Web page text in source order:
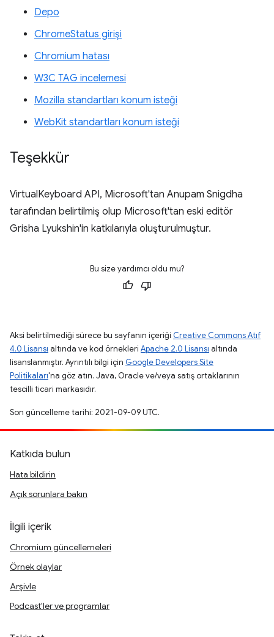
Depo
ChromeStatus girişi
Chromium hatası
W3C TAG incelemesi
Mozilla standartları konum isteği
WebKit standartları konum isteği
Teşekkür
VirtualKeyboard API, Microsoft'tan Anupam Snigdha
tarafından belirtilmiş olup Microsoft'tan eski editör
Grisha Lyukshin'in katkılarıyla oluşturulmuştur.
Bu size yardımcı oldu mu?
Aksi belirtilmediği sürece bu sayfanın içeriği Creative Commons Atıf
4.0 Lisansı altında ve kod örnekleri Apache 2.0 Lisansı altında
lisanslanmıştır. Ayrıntılı bilgi için Google Developers Site
Politikaları'na göz atın. Java, Oracle ve/veya satış ortaklarının
tescilli ticari markasıdır.
Son güncelleme tarihi: 2021-09-09 UTC.
Katkıda bulun
Hata bildirin
Açık sorunlara bakın
İlgili içerik
Chromium güncellemeleri
Örnek olaylar
Arşivle
Podcast'ler ve programlar